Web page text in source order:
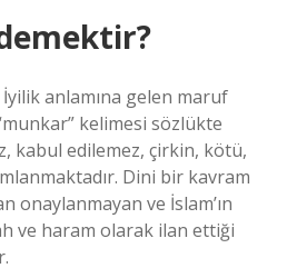
anlamına gelen maruf
kelimesi sözlükte
kabul edilemez, çirkin, kötü,
Dini bir kavram
onaylanmayan ve İslam’ın
ve haram olarak ilan ettiği